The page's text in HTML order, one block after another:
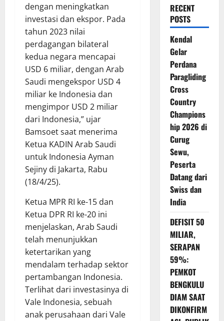
dengan meningkatkan
investasi dan ekspor. Pada
tahun 2023 nilai
perdagangan bilateral
kedua negara mencapai
USD 6 miliar, dengan Arab
Saudi mengekspor USD 4
miliar ke Indonesia dan
mengimpor USD 2 miliar
dari Indonesia,” ujar
Bamsoet saat menerima
Ketua KADIN Arab Saudi
untuk Indonesia Ayman
Sejiny di Jakarta, Rabu
(18/4/25).
Ketua MPR RI ke-15 dan
Ketua DPR RI ke-20 ini
menjelaskan, Arab Saudi
telah menunjukkan
ketertarikan yang
mendalam terhadap sektor
pertambangan Indonesia.
Terlihat dari investasinya di
Vale Indonesia, sebuah
anak perusahaan dari Vale
RECENT
POSTS
Kendal
Gelar
Perdana
Paragliding
Cross
Country
Champions
hip 2026 di
Curug
Sewu,
Peserta
Datang dari
Swiss dan
India
DEFISIT 50
MILIAR,
SERAPAN
59%:
PEMKOT
BENGKULU
DIAM SAAT
DIKONFIRM